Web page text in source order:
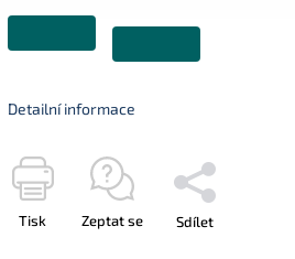
Detailní informace
Tisk Zeptat se Sdílet